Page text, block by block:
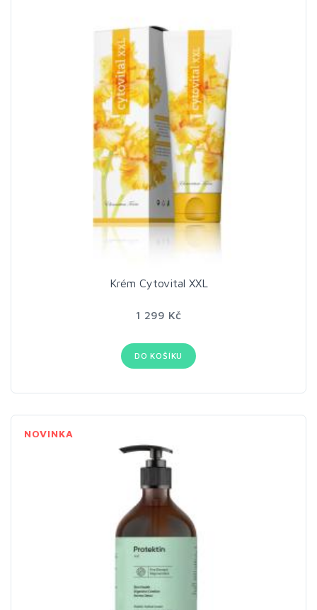
Krém Cytovital XXL
1 299 Kč
DO KOŠÍKU
NOVINKA